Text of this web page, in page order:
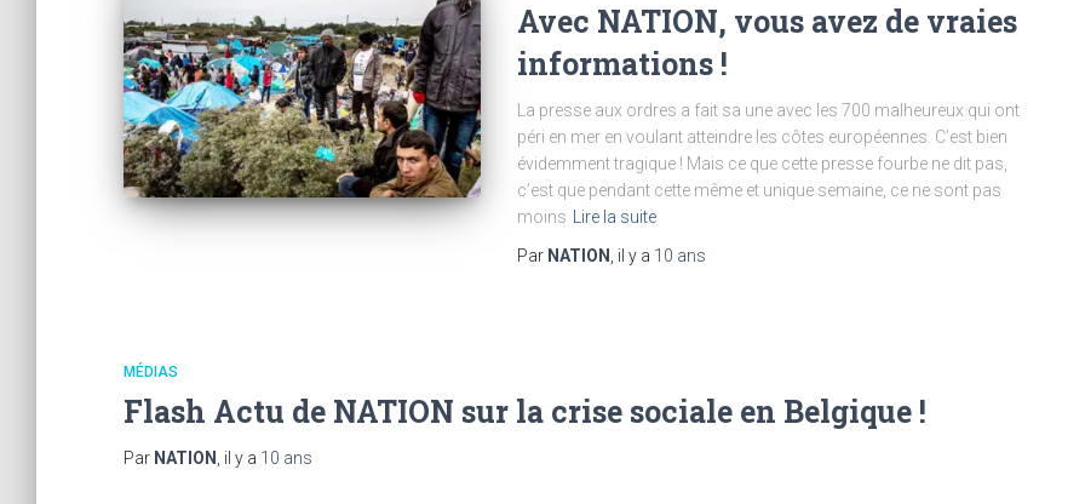
Avec NATION, vous avez de vraies
informations !
La presse aux ordres a fait sa une avec les 700 malheureux qui ont
péri en mer en voulant atteindre les côtes européennes. C’est bien
évidemment tragique ! Mais ce que cette presse fourbe ne dit pas,
c’est que pendant cette même et unique semaine, ce ne sont pas
moins
Lire la suite
Par NATION , il y a 10 ans
MÉDIAS
Flash Actu de NATION sur la crise sociale en Belgique !
Par NATION , il y a 10 ans